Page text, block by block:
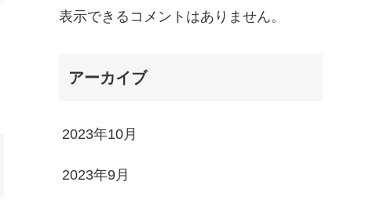
表示できるコメントはありません。
アーカイブ
2023年10月
2023年9月